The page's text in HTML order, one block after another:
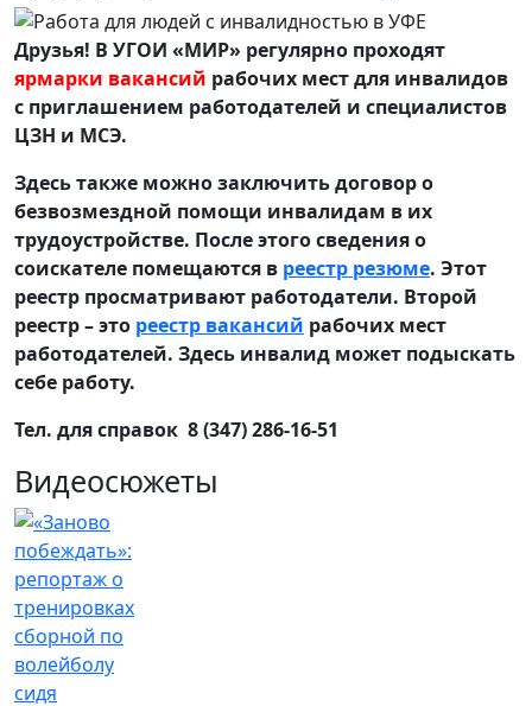
Друзья! В УГОИ «МИР» регулярно проходят
ярмарки вакансий рабочих мест для инвалидов
с приглашением работодателей и специалистов
ЦЗН и МСЭ.
Здесь также можно заключить договор о
безвозмездной помощи инвалидам в их
трудоустройстве. После этого сведения о
соискателе помещаются в реестр резюме. Этот
реестр просматривают работодатели. Второй
реестр – это реестр вакансий рабочих мест
работодателей. Здесь инвалид может подыскать
себе работу.
Тел. для справок 8 (347) 286-16-51
Видеосюжеты